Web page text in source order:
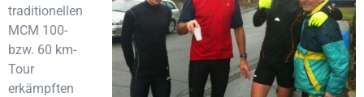
traditionellen
MCM 100-
bzw. 60 km-
Tour
erkämpften